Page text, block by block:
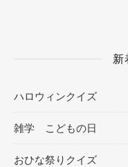
新
ハロウィンクイズ
雑学 こどもの日
おひな祭りクイズ